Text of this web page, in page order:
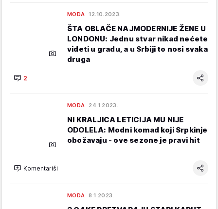
MODA 12.10.2023.
ŠTA OBLAČE NAJMODERNIJE ŽENE U
LONDONU: Jednu stvar nikad nećete
videti u gradu, a u Srbiji to nosi svaka
druga
2
MODA 24.1.2023.
NI KRALJICA LETICIJA MU NIJE
ODOLELA: Modni komad koji Srpkinje
obožavaju - ove sezone je pravi hit
Komentariši
MODA 8.1.2023.